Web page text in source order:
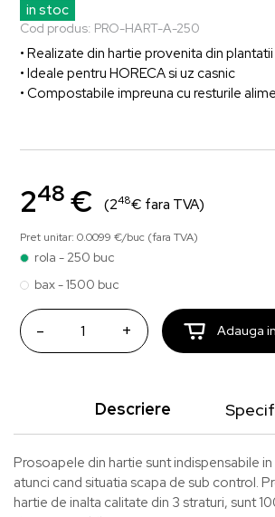
in stoc
Cod produs: PRO-HART-A-250
• Realizate din hartie provenita din
• Ideale pentru HORECA si uz casnic
• Compostabile impreuna cu resturile
248 € (248€ fara TVA)
Pret unitar: 0.0099 €/buc (fara TVA)
rola - 250 buc
bax - 1500 buc
- + Adauga
Descriere
Prosoapele din hartie sunt indispensabile
atunci cand situatia scapa de sub control.
hartie de inalta calitate din 3 straturi, sunt